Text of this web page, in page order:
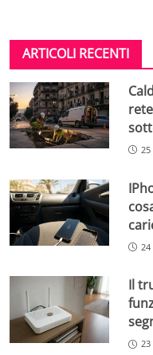
ARTICOLI RECENTI
Il
23